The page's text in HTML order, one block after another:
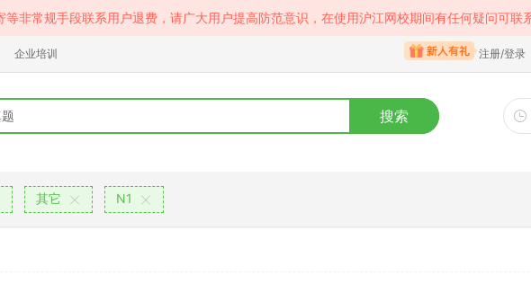
非常规手段联系用户退费，请广大用户提高防范意识，在使用沪江网校期间有任何疑问可联
企业培训 注册/登录
搜索
其它 N1